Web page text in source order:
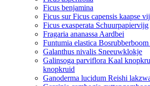
Ficus benjamina
Ficus sur Ficus capensis kaapse
Ficus exasperata Schuurpapiervijg
Fragaria ananassa Aardbei
Funtumia elastica
Galanthus nivalis Sneeuwklokje
Galinsoga parviflora Kaal
knopkruid
Ganoderma lucidum Reishi